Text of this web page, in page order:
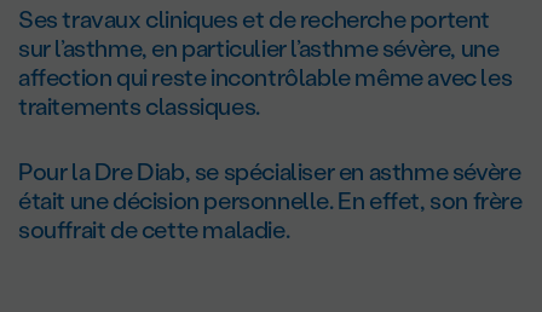
Ses travaux cliniques et de recherche portent
sur l’asthme, en particulier l’asthme sévère, une
affection qui reste incontrôlable même avec les
traitements classiques.
Pour la Dre Diab, se spécialiser en asthme sévère
était une décision personnelle. En effet, son frère
souffrait de cette maladie.